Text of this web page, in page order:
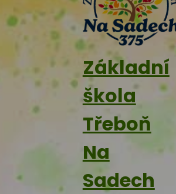
Základní
škola
Třeboň
Na
Sadech